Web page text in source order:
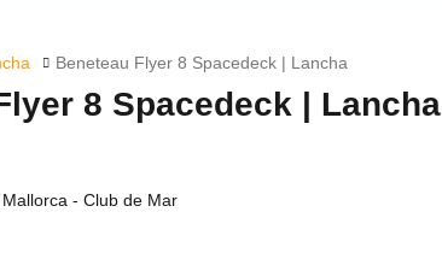
Beneteau Flyer 8 Spacedeck | Lancha
8 Spacedeck | Lancha
- Club de Mar